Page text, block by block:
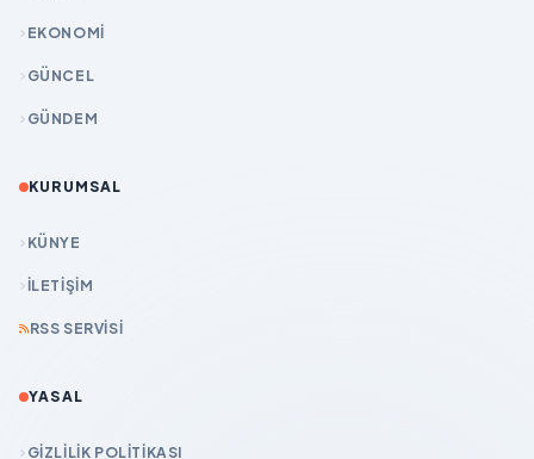
EKONOMİ
GÜNCEL
GÜNDEM
KURUMSAL
KÜNYE
İLETIŞIM
RSS SERVISI
YASAL
GIZLILIK POLITIKASI